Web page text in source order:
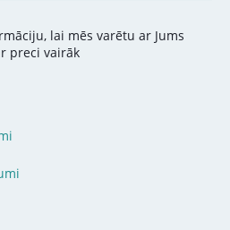
lai mēs varētu ar Jums
preci vairāk